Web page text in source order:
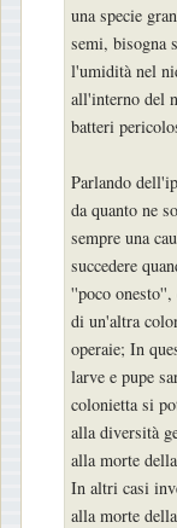
una specie
semi, bisogna
l'umidità nel
all'interno del
batteri
Parlando
da quanto ne
sempre una
succedere
''poco
di un'altra
operaie; In
larve e pupe
colonietta si
alla diversità
alla morte
In altri casi
alla morte